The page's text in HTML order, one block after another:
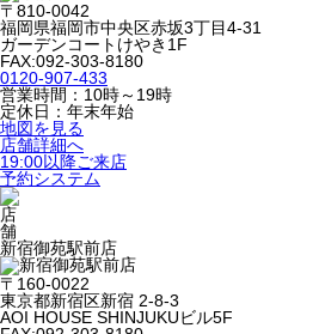
〒810-0042
福岡県福岡市中央区赤坂3丁目4-31
ガーデンコートけやき1F
FAX:092-303-8180
0120-907-433
営業時間：10時～19時
定休日：年末年始
地図を見る
店舗詳細へ
19:00以降ご来店
予約システム
新宿御苑駅前店
〒160-0022
東京都新宿区新宿 2-8-3
AOI HOUSE SHINJUKUビル5F